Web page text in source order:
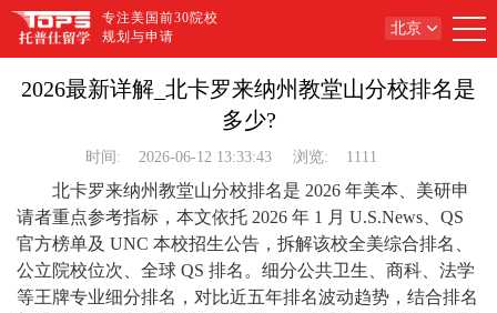
专注美国前30院校
规划与申请
北京
2026最新详解_北卡罗来纳州教堂山分校排名是
多少?
时间: 2026-06-12 13:33:43 浏览: 1111
北卡罗来纳州教堂山分校排名是 2026 年美本、美研申
请者重点参考指标，本文依托 2026 年 1 月 U.S.News、QS
官方榜单及 UNC 本校招生公告，拆解该校全美综合排名、
公立院校位次、全球 QS 排名。细分公共卫生、商科、法学
等王牌专业细分排名，对比近五年排名波动趋势，结合排名